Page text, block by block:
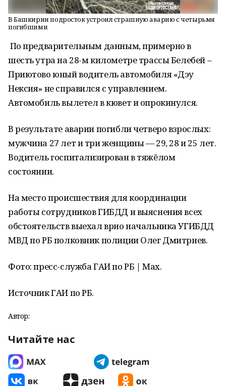
В Башкирии подросток устроил страшную аварию с четырьмя
погибшими
По предварительным данным, примерно в
шесть утра на 28-м километре трассы Белебей –
Приютово юный водитель автомобиля «Дэу
Нексия» не справился с управлением.
Автомобиль вылетел в кювет и опрокинулся.
В результате аварии погибли четверо взрослых:
мужчина 27 лет и три женщины — 29, 28 и 25 лет.
Водитель госпитализирован в тяжёлом
состоянии.
На место происшествия для координации
работы сотрудников ГИБДД и выяснения всех
обстоятельств выехал врио начальника УГИБДД
МВД по РБ полковник полиции Олег Дмитриев.
Фото: пресс-служба ГАИ по РБ | Мах.
Источник ГАИ по РБ.
Автор:
Читайте нас